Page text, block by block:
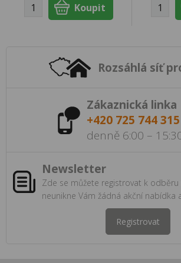
Rozsáhlá síť
Zákaznická linka
+420 725 744 315
denně 6:00 –
Newsletter
Zde se můžete registrovat k odběru
neunikne Vám žádná akční nabídka
Registrovat